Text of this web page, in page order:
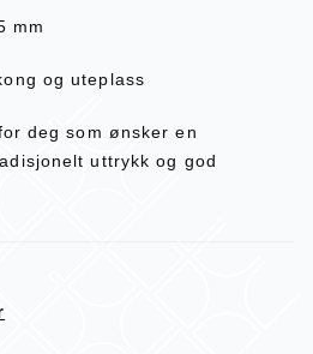
mm
og uteplass
deg som ønsker en
uttrykk og god